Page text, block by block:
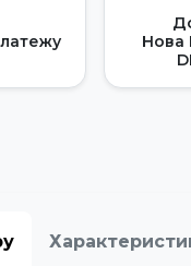
Нова